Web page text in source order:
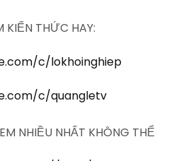
KIẾN THỨC HAY:
c/lokhoinghiep
c/quangletv
NHIỀU NHẤT KHÔNG THỂ